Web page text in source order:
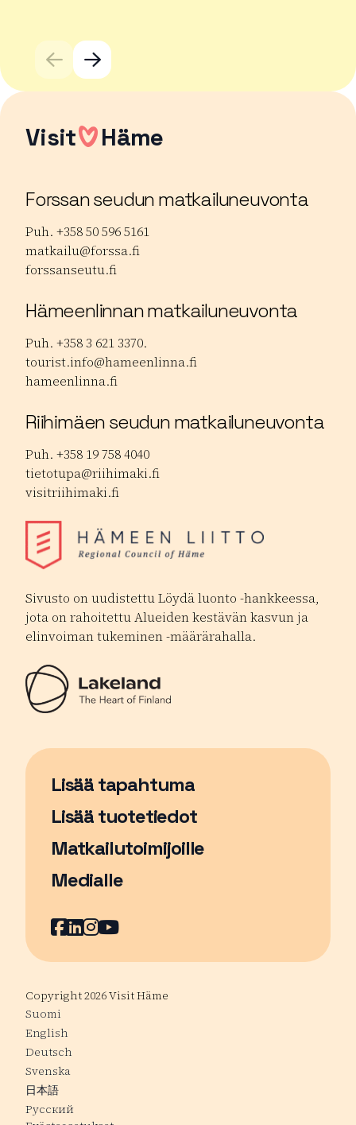
Visit Häme
Forssan seudun matkailuneuvonta
Puh. +358 50 596 5161
matkailu@forssa.fi
forssanseutu.fi
Hämeenlinnan matkailuneuvonta
Puh. +358 3 621 3370.
tourist.info@hameenlinna.fi
hameenlinna.fi
Riihimäen seudun matkailuneuvonta
Puh. +358 19 758 4040
tietotupa@riihimaki.fi
visitriihimaki.fi
Sivusto on uudistettu Löydä luonto -hankkeessa,
jota on rahoitettu Alueiden kestävän kasvun ja
elinvoiman tukeminen -määrärahalla.
Lisää tapahtuma
Sivu avautuu uudessa ikkunassa
Lisää tuotetiedot
Matkailutoimijoille
Medialle
Facebook
Sivu avautuu uudessa ikkunassa
LinkedIn
Sivu avautuu uudessa ikkunassa
Instagram
Sivu avautuu uudessa
YouTube
Sivu avautuu uudessa
Copyright 2026 Visit Häme
Suomi
English
Deutsch
Svenska
日本語
Русский